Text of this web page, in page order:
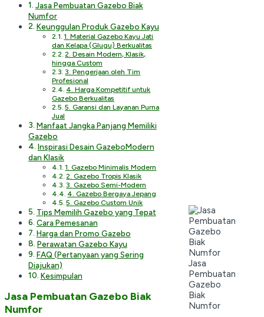
Jasa Pembuatan Gazebo Biak
Numfor
Keunggulan Produk Gazebo Kayu
1. Material Gazebo Kayu Jati
dan Kelapa (Glugu) Berkualitas
2. Desain Modern, Klasik,
hingga Custom
3. Pengerjaan oleh Tim
Profesional
4. Harga Kompetitif untuk
Gazebo Berkualitas
5. Garansi dan Layanan Purna
Jual
Manfaat Jangka Panjang Memiliki
Gazebo
Inspirasi Desain GazeboModern
dan Klasik
1. Gazebo Minimalis Modern
2. Gazebo Tropis Klasik
3. Gazebo Semi-Modern
4. Gazebo Bergaya Jepang
5. Gazebo Custom Unik
Tips Memilih Gazebo yang Tepat
Cara Pemesanan
Harga dan Promo Gazebo
Perawatan Gazebo Kayu
FAQ (Pertanyaan yang Sering
Diajukan)
Kesimpulan
Jasa Pembuatan Gazebo Biak
Numfor
Jasa
Pembuatan
Gazebo
Biak
Numfor